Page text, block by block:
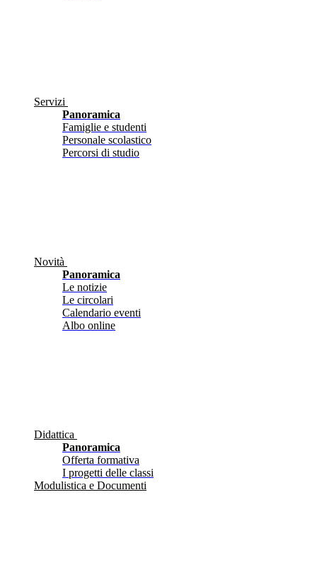
Servizi
Panoramica
Famiglie e studenti
Personale scolastico
Percorsi di studio
Novità
Panoramica
Le notizie
Le circolari
Calendario eventi
Albo online
Didattica
Panoramica
Offerta formativa
I progetti delle classi
Modulistica e Documenti